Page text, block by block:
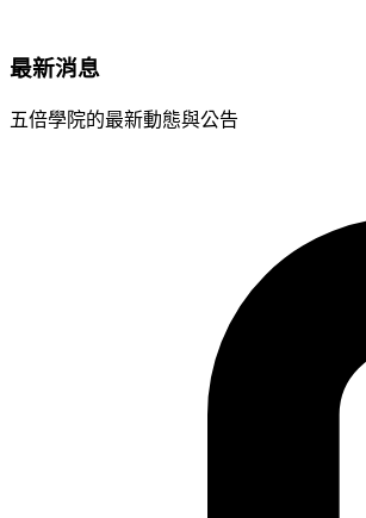
最新消息
五倍學院的最新動態與公告